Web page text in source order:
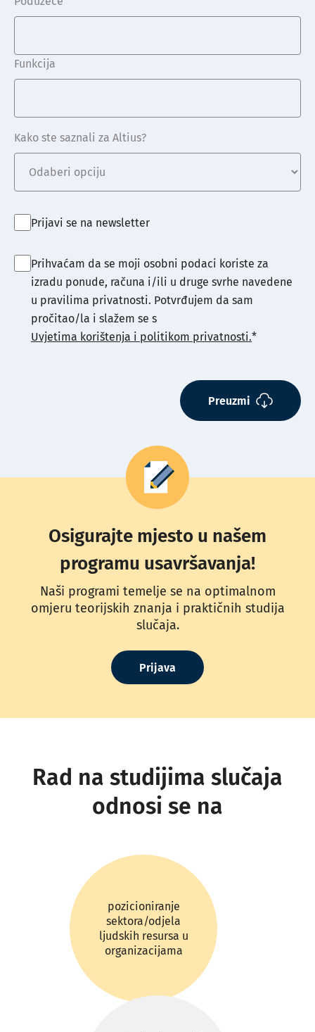
Funkcija
Kako ste saznali za Altius?
Prijavi se na newsletter
Prihvaćam da se moji osobni podaci koriste za
izradu ponude, računa i/ili u druge svrhe navedene
u pravilima privatnosti. Potvrđujem da sam
pročitao/la i slažem se s
Uvjetima korištenja i politikom privatnosti.*
Preuzmi
Osigurajte mjesto u našem
programu usavršavanja!
Naši programi temelje se na optimalnom
omjeru teorijskih znanja i praktičnih studija
slučaja.
Prijava
Rad na studijima slučaja
odnosi se na
pozicioniranje
sektora/odjela
ljudskih resursa u
organizacijama